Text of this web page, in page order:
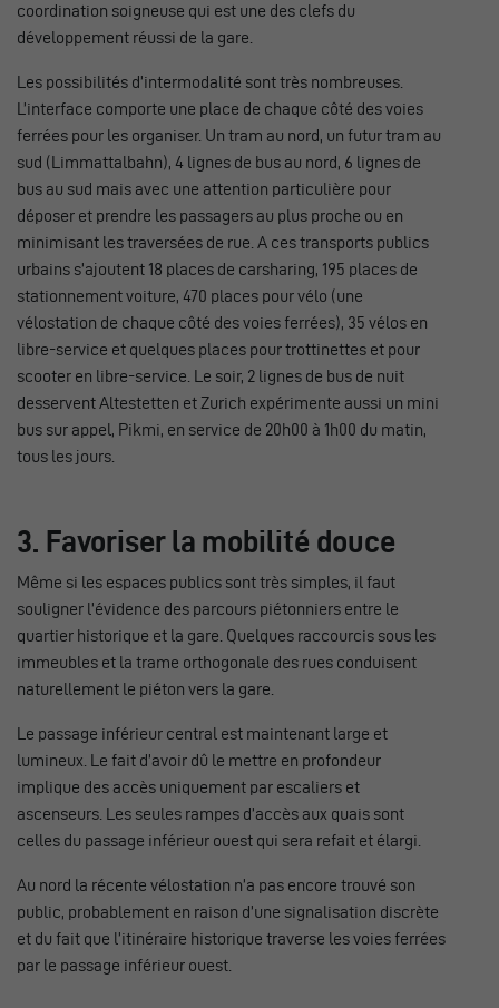
coordination soigneuse qui est une des clefs du
développement réussi de la gare.
Les possibilités d’intermodalité sont très nombreuses.
L’interface comporte une place de chaque côté des voies
ferrées pour les organiser. Un tram au nord, un futur tram au
sud (Limmattalbahn), 4 lignes de bus au nord, 6 lignes de
bus au sud mais avec une attention particulière pour
déposer et prendre les passagers au plus proche ou en
minimisant les traversées de rue. A ces transports publics
urbains s’ajoutent 18 places de carsharing, 195 places de
stationnement voiture, 470 places pour vélo (une
vélostation de chaque côté des voies ferrées), 35 vélos en
libre-service et quelques places pour trottinettes et pour
scooter en libre-service. Le soir, 2 lignes de bus de nuit
desservent Altestetten et Zurich expérimente aussi un mini
bus sur appel, Pikmi, en service de 20h00 à 1h00 du matin,
tous les jours.
3. Favoriser la mobilité douce
Même si les espaces publics sont très simples, il faut
souligner l’évidence des parcours piétonniers entre le
quartier historique et la gare. Quelques raccourcis sous les
immeubles et la trame orthogonale des rues conduisent
naturellement le piéton vers la gare.
Le passage inférieur central est maintenant large et
lumineux. Le fait d’avoir dû le mettre en profondeur
implique des accès uniquement par escaliers et
ascenseurs. Les seules rampes d’accès aux quais sont
celles du passage inférieur ouest qui sera refait et élargi.
Au nord la récente vélostation n’a pas encore trouvé son
public, probablement en raison d’une signalisation discrète
et du fait que l’itinéraire historique traverse les voies ferrées
par le passage inférieur ouest.